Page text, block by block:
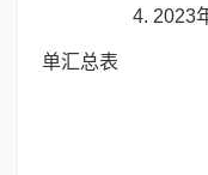
4. 2023年
单汇总表